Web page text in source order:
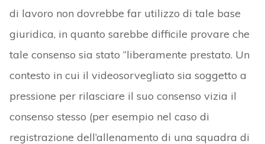
di lavoro non dovrebbe far utilizzo di tale base
giuridica, in quanto sarebbe difficile provare che
tale consenso sia stato “liberamente prestato. Un
contesto in cui il videosorvegliato sia soggetto a
pressione per rilasciare il suo consenso vizia il
consenso stesso (per esempio nel caso di
registrazione dell’allenamento di una squadra di